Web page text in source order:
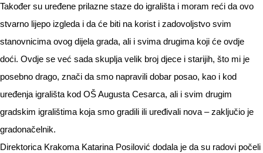
Također su uređene prilazne staze do igrališta i moram reći da ovo
stvarno lijepo izgleda i da će biti na korist i zadovoljstvo svim
stanovnicima ovog dijela grada, ali i svima drugima koji će ovdje
doći. Ovdje se već sada skuplja velik broj djece i starijih, što mi je
posebno drago, znači da smo napravili dobar posao, kao i kod
uređenja igrališta kod OŠ Augusta Cesarca, ali i svim drugim
gradskim igralištima koja smo gradili ili uređivali nova – zaključio je
gradonačelnik.
Direktorica Krakoma Katarina Posilović dodala je da su radovi počeli